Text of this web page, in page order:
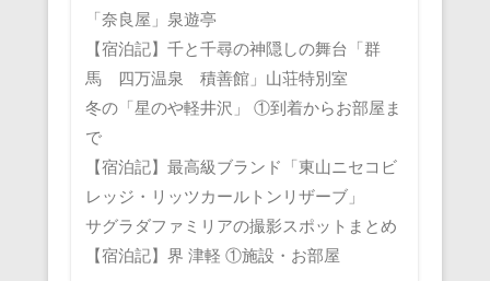
「奈良屋」泉遊亭
【宿泊記】千と千尋の神隠しの舞台「群
馬 四万温泉 積善館」山荘特別室
冬の「星のや軽井沢」 ①到着からお部屋ま
で
【宿泊記】最高級ブランド「東山ニセコビ
レッジ・リッツカールトンリザーブ」
サグラダファミリアの撮影スポットまとめ
【宿泊記】界 津軽 ①施設・お部屋